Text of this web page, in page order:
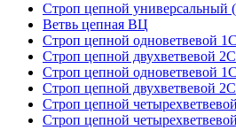
Строп цепной
Ветвь цепная ВЦ
Строп цепной одноветвевой
Строп цепной двухветвевой
Строп цепной одноветвевой
Строп цепной двухветвевой
Строп цепной
Строп цепной